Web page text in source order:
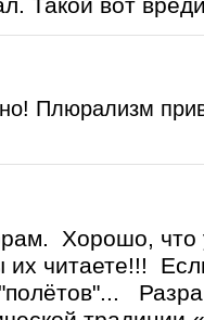
Плюрализм
Хорошо, что
их читаете!!!